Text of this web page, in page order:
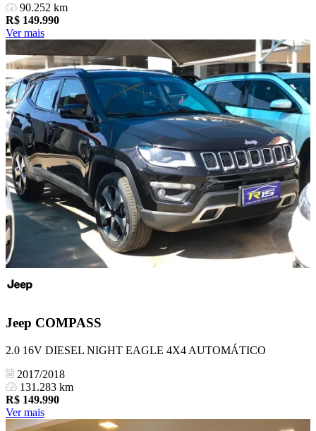
90.252 km
R$ 149.990
Ver mais
Jeep COMPASS
2.0 16V DIESEL NIGHT EAGLE 4X4 AUTOMÁTICO
2017/2018
131.283 km
R$ 149.990
Ver mais